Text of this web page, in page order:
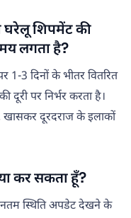
घरेलू शिपमेंट की
लगता है?
1-3 दिनों के भीतर वितरित
दूरी पर निर्भर करता है।
दूरदराज के इलाकों
कर सकता हूँ?
स्थिति अपडेट देखने के